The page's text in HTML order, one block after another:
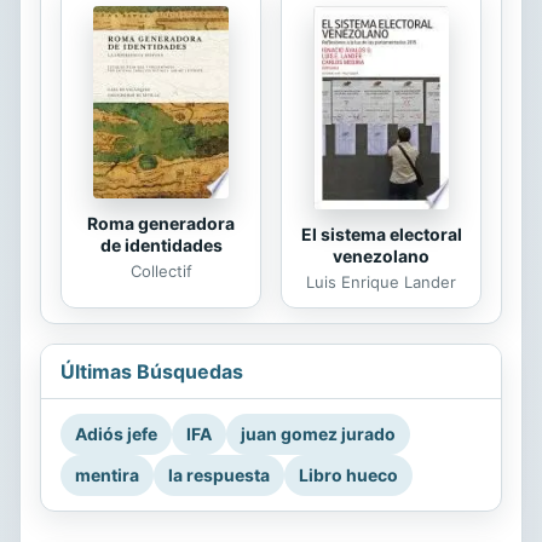
Roma generadora
de identidades
Collectif
El sistema electoral
venezolano
Luis Enrique Lander
Últimas Búsquedas
Adiós jefe IFA
juan gomez jurado
mentira
la respuesta Libro hueco